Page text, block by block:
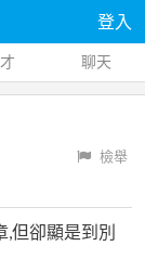
登入
聊天
檢舉
,但卻顯是到別